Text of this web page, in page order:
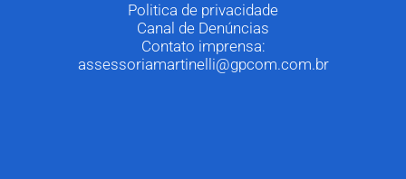
Politica de privacidade
Canal de Denúncias
Contato imprensa:
assessoriamartinelli@gpcom.com.br